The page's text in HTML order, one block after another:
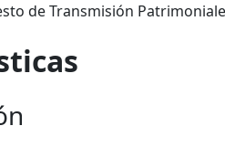
de Transmisión